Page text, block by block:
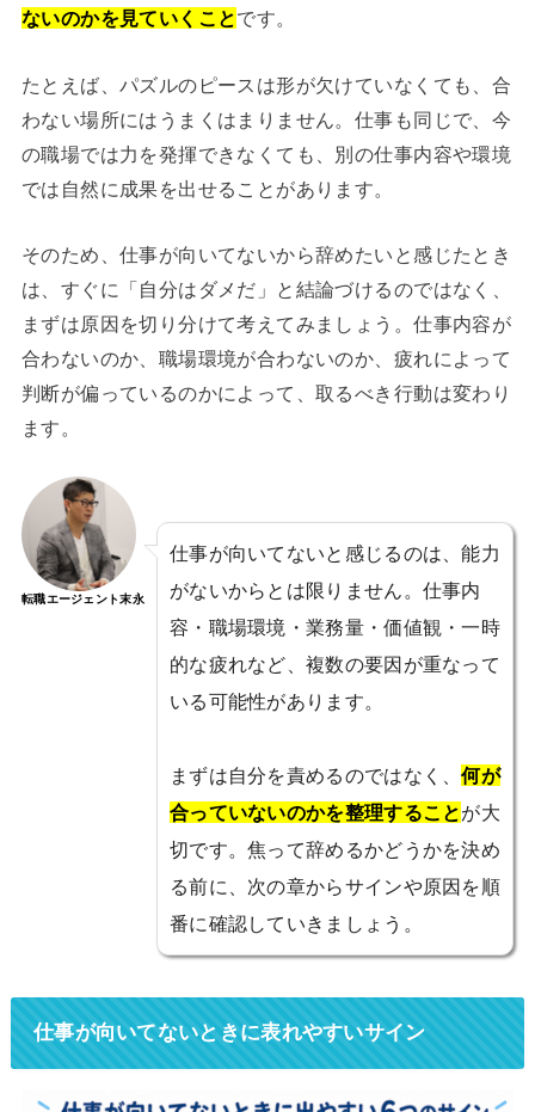
ないのかを見ていくことです。
たとえば、パズルのピースは形が欠けていなくても、合
わない場所にはうまくはまりません。仕事も同じで、今
の職場では力を発揮できなくても、別の仕事内容や環境
では自然に成果を出せることがあります。
そのため、仕事が向いてないから辞めたいと感じたとき
は、すぐに「自分はダメだ」と結論づけるのではなく、
まずは原因を切り分けて考えてみましょう。仕事内容が
合わないのか、職場環境が合わないのか、疲れによって
判断が偏っているのかによって、取るべき行動は変わり
ます。
転職エージェント末永
仕事が向いてないと感じるのは、能力
がないからとは限りません。仕事内
容・職場環境・業務量・価値観・一時
的な疲れなど、複数の要因が重なって
いる可能性があります。
まずは自分を責めるのではなく、何が
合っていないのかを整理することが大
切です。焦って辞めるかどうかを決め
る前に、次の章からサインや原因を順
番に確認していきましょう。
仕事が向いてないときに表れやすいサイン